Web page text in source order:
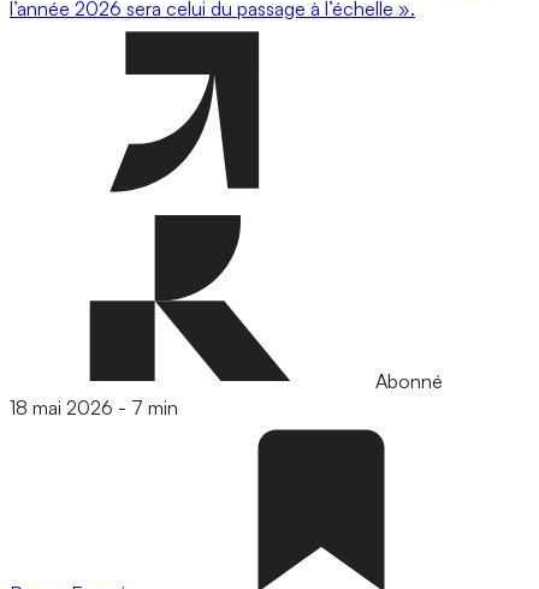
l’année 2026 sera celui du passage à l’échelle ».
Abonné
18 mai 2026 - 7 min